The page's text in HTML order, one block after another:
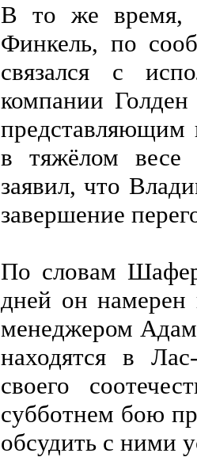
В то же время,
Финкель, по
связался с
компании
представляющим
в тяжёлом весе
заявил, что
завершение
По словам
дней он намерен
менеджером
находятся в
своего
субботнем бою
обсудить с ними